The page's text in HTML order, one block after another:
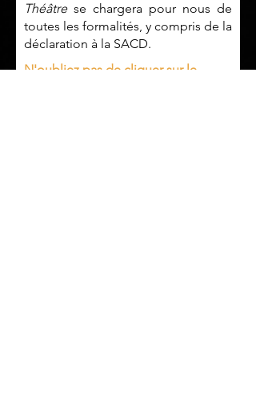
Théâtrese chargera pour nous de
toutes les formalités, y compris de la
déclaration à la SACD.
N'oubliez pas de cliquer sur le